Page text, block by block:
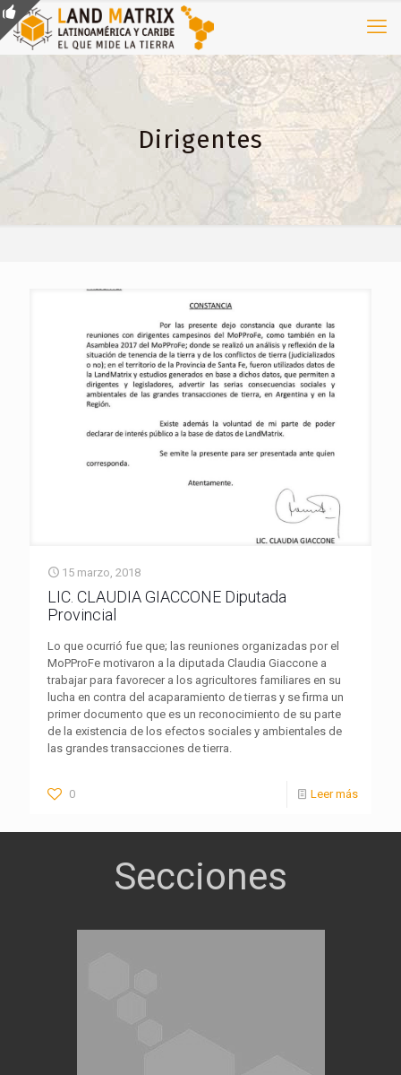
Dirigentes
15 marzo, 2018
LIC. CLAUDIA GIACCONE Diputada
Provincial
Lo que ocurrió fue que; las reuniones organizadas por el
MoPProFe motivaron a la diputada Claudia Giaccone a
trabajar para favorecer a los agricultores familiares en su
lucha en contra del acaparamiento de tierras y se firma un
primer documento que es un reconocimiento de su parte
de la existencia de los efectos sociales y ambientales de
las grandes transacciones de tierra.
0 Leer más